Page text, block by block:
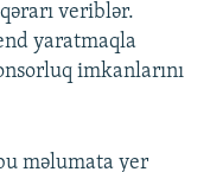
veriblər.
yaratmaqla
imkanlarını
məlumata yer